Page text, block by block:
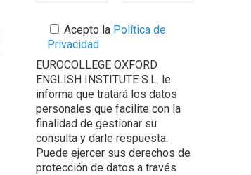
Acepto laPolítica de
Privacidad
EUROCOLLEGE OXFORD
ENGLISH INSTITUTE S.L. le
informa que tratará los datos
personales que facilite con la
finalidad de gestionar su
consulta y darle respuesta.
Puede ejercer sus derechos de
protección de datos a través